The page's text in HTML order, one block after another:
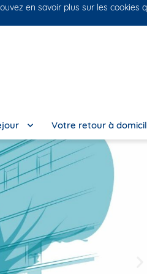
Votre retour à
en savoir plus sur les cookies